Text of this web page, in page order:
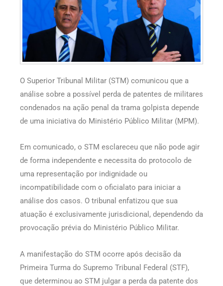
O Superior Tribunal Militar (STM) comunicou que a
análise sobre a possível perda de patentes de militares
condenados na ação penal da trama golpista depende
de uma iniciativa do Ministério Público Militar (MPM).
Em comunicado, o STM esclareceu que não pode agir
de forma independente e necessita do protocolo de
uma representação por indignidade ou
incompatibilidade com o oficialato para iniciar a
análise dos casos. O tribunal enfatizou que sua
atuação é exclusivamente jurisdicional, dependendo da
provocação prévia do Ministério Público Militar.
A manifestação do STM ocorre após decisão da
Primeira Turma do Supremo Tribunal Federal (STF),
que determinou ao STM julgar a perda da patente dos